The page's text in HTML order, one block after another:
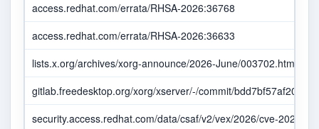
access.redhat.com/errata/RHSA-2026:36768
access.redhat.com/errata/RHSA-2026:36633
lists.x.org/archives/xorg-announce/2026-June/003702.html
gitlab.freedesktop.org/xorg/xserver/-/commit/
security.access.redhat.com/data/csaf/v2/vex/2026/cve-2026-